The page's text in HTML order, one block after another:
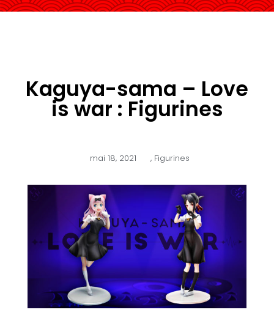
Kaguya-sama – Love
is war : Figurines
mai 18, 2021 , Figurines